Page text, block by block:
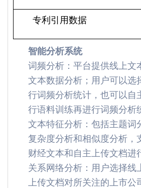
专利引用数据
智能分析系统
词频分析：平台提供线上文
文本数据分析；用户可以选
行词频分析统计，也可以自
行语料训练再进行词频分析
文本特征分析：包括主题词
复杂度分析和相似度分析，
财经文本和自主上传文档进
关系网络分析：用户选择线
上传文档对所关注的上市公